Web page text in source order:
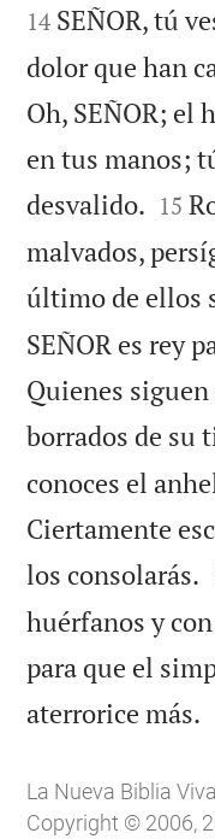
14 SEÑOR, tú
dolor que han
Oh, SEÑOR; el
en tus manos;
desvalido. 

15
malvados,
último de ellos
SEÑOR es rey
Quienes
borrados de su
conoces el
Ciertamente
los consolarás.
huérfanos y
para que el
aterrorice más.
La Nueva Biblia
Copyright © 2006,